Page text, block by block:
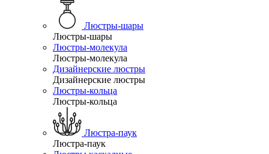
Люстры-шары
Люстры-шары
Люстры-молекула
Люстры-молекула
Дизайнерские люстры
Дизайнерские люстры
Люстры-кольца
Люстры-кольца
Люстра-паук
Люстра-паук